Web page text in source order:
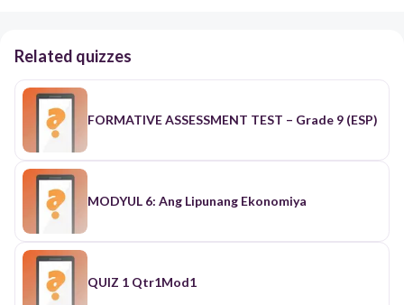
Related quizzes
FORMATIVE ASSESSMENT TEST – Grade 9 (ESP)
MODYUL 6: Ang Lipunang Ekonomiya
QUIZ 1 Qtr1Mod1